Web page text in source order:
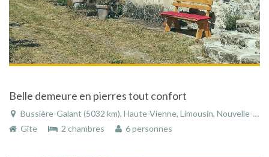
Belle demeure en pierres tout confort
Bussière-Galant (5032 km), Haute-Vienne, Limousin, Nouvelle-Aquitaine, France
Gîte
2 chambres 6 personnes